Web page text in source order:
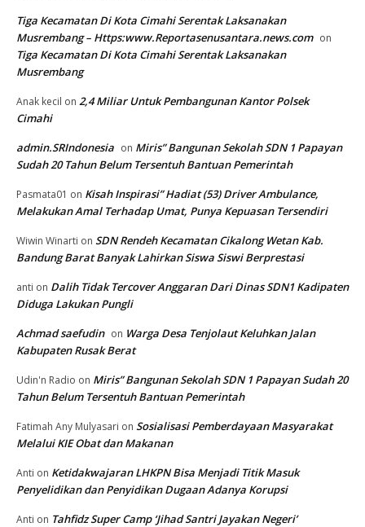
Tiga Kecamatan Di Kota Cimahi Serentak Laksanakan
Musrembang – Https:www.Reportasenusantara.news.com on
Tiga Kecamatan Di Kota Cimahi Serentak Laksanakan
Musrembang
Anak kecil on 2,4 Miliar Untuk Pembangunan Kantor Polsek
Cimahi
admin.SRIndonesia on Miris” Bangunan Sekolah SDN 1 Papayan
Sudah 20 Tahun Belum Tersentuh Bantuan Pemerintah
Pasmata01 on Kisah Inspirasi” Hadiat (53) Driver Ambulance,
Melakukan Amal Terhadap Umat, Punya Kepuasan Tersendiri
Wiwin Winarti on SDN Rendeh Kecamatan Cikalong Wetan Kab.
Bandung Barat Banyak Lahirkan Siswa Siswi Berprestasi
anti on Dalih Tidak Tercover Anggaran Dari Dinas SDN1 Kadipaten
Diduga Lakukan Pungli
Achmad saefudin on Warga Desa Tenjolaut Keluhkan Jalan
Kabupaten Rusak Berat
Udin'n Radio on Miris” Bangunan Sekolah SDN 1 Papayan Sudah 20
Tahun Belum Tersentuh Bantuan Pemerintah
Fatimah Any Mulyasari on Sosialisasi Pemberdayaan Masyarakat
Melalui KIE Obat dan Makanan
Anti on Ketidakwajaran LHKPN Bisa Menjadi Titik Masuk
Penyelidikan dan Penyidikan Dugaan Adanya Korupsi
Anti on Tahfidz Super Camp ‘Jihad Santri Jayakan Negeri’